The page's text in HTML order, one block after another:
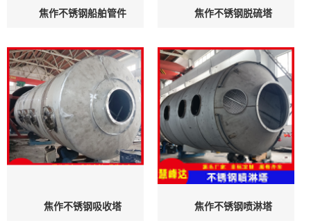
焦作不锈钢船舶管件 焦作不锈钢脱硫塔
焦作不锈钢吸收塔 焦作不锈钢喷淋塔